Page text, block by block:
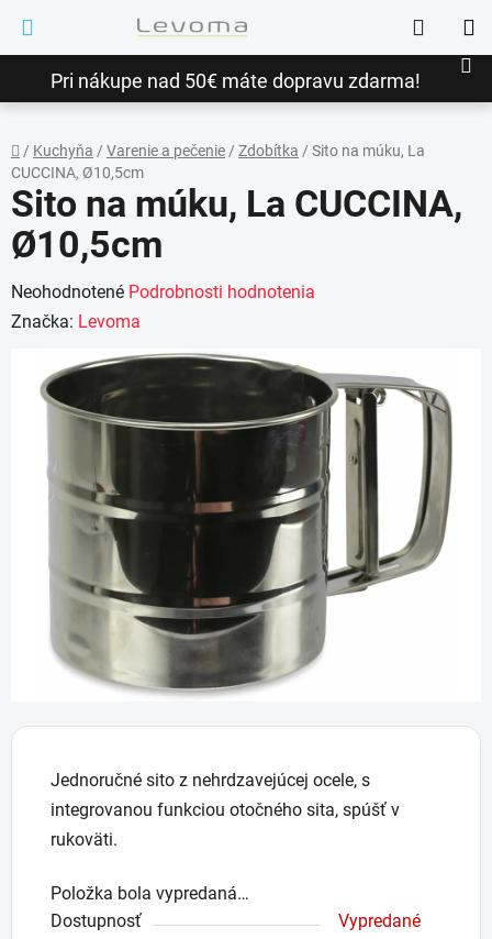
obsah
Pri nákupe nad 50€ máte dopravu zdarma!
Hľadať
Domov
/ Kuchyňa / Varenie a pečenie/ Zdobítka / Sito na múku, La
CUCCINA, Ø10,5cm
Jednoručné sito z nehrdzavejúcej ocele, s
integrovanou funkciou otočného sita, spúšť v
rukoväti.
Položka bola vypredaná…
Dostupnosť
Vypredané
Sito na múku, La CUCCINA,
Ø10,5cm
Priemerné
hodnotenie
hviezdičiek.
Neohodnotené Podrobnosti hodnotenia
Značka: Levoma